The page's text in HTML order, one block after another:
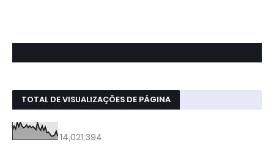
TOTAL DE VISUALIZAÇÕES DE PÁGINA
14,021,394